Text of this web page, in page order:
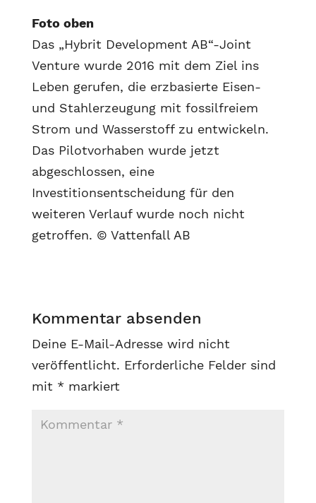
Foto oben
Das „Hybrit Development AB“-Joint
Venture wurde 2016 mit dem Ziel ins
Leben gerufen, die erzbasierte Eisen-
und Stahlerzeugung mit fossilfreiem
Strom und Wasserstoff zu entwickeln.
Das Pilotvorhaben wurde jetzt
abgeschlossen, eine
Investitionsentscheidung für den
weiteren Verlauf wurde noch nicht
getroffen. © Vattenfall AB
Kommentar absenden
Deine E-Mail-Adresse wird nicht
veröffentlicht. Erforderliche Felder sind
mit * markiert